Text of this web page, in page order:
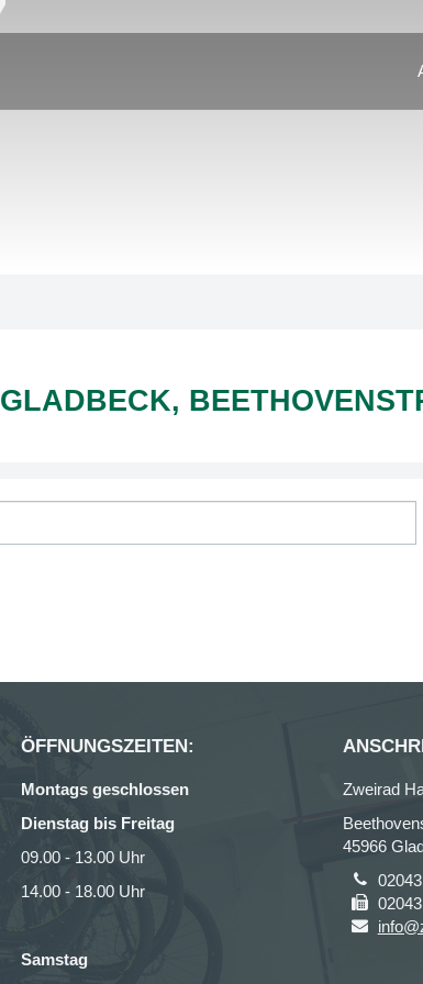
GLADBECK,
ÖFFNUNGSZEITEN:
Montags geschlossen
Dienstag bis Freitag
09.00 - 13.00 Uhr
14.00 - 18.00 Uhr
Samstag
Zweirad
45966